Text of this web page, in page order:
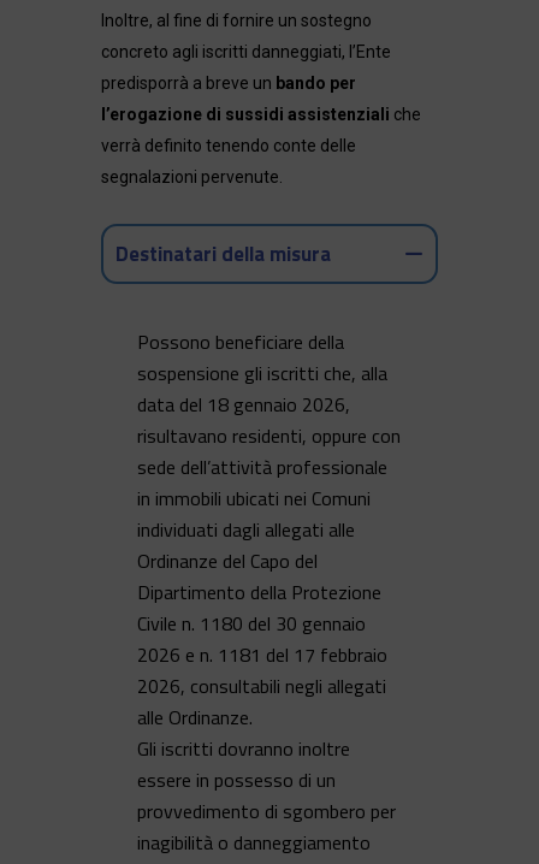
Inoltre, al fine di fornire un sostegno
concreto agli iscritti danneggiati, l’Ente
predisporrà a breve un bando per
l’erogazione di sussidi assistenziali che
verrà definito tenendo conte delle
segnalazioni pervenute.
Destinatari della misura
Possono beneficiare della
sospensione gli iscritti che, alla
data del 18 gennaio 2026,
risultavano residenti, oppure con
sede dell’attività professionale
in immobili ubicati nei Comuni
individuati dagli allegati alle
Ordinanze del Capo del
Dipartimento della Protezione
Civile n. 1180 del 30 gennaio
2026 e n. 1181 del 17 febbraio
2026, consultabili negli allegati
alle Ordinanze.
Gli iscritti dovranno inoltre
essere in possesso di un
provvedimento di sgombero per
inagibilità o danneggiamento